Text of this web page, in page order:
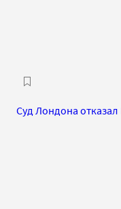
Суд Лондона отказал